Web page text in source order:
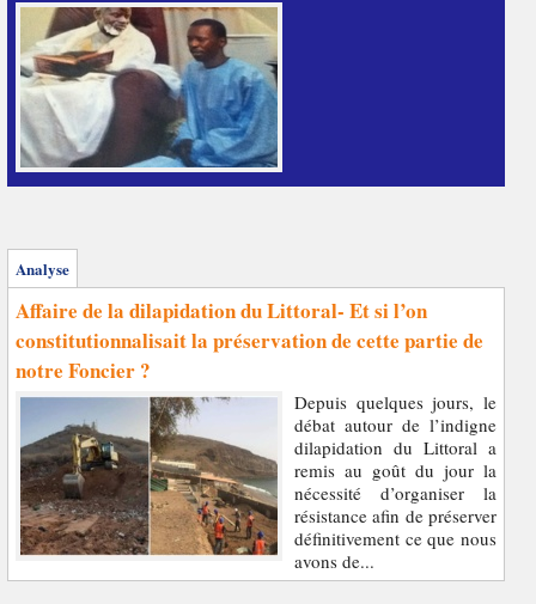
Analyse
Affaire de la dilapidation du Littoral- Et si l’on
constitutionnalisait la préservation de cette partie de
notre Foncier ?
Depuis quelques jours, le
débat autour de l’indigne
dilapidation du Littoral a
remis au goût du jour la
nécessité d’organiser la
résistance afin de préserver
définitivement ce que nous
avons de...